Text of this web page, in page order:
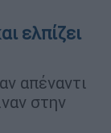
ελπίζει
απέναντι
στην